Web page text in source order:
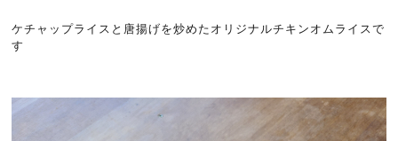
ケチャップライスと唐揚げを炒めたオリジナルチキンオムライスで
す